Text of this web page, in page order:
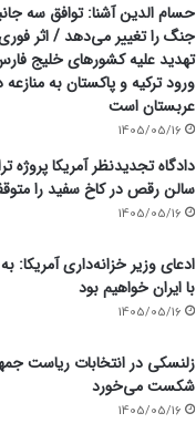
حسام الدین آشنا: توافق سه
جنگ را تغییر می‌دهد / اثر
تهدید علیه کشور‌های خلیج
ورود ترکیه و پاکستان به
عربستان است
1405/05/16
دادگاه تجدیدنظر آمریکا
سالن رقص در کاخ سفید را
1405/05/16
ادعای وزیر خزانه‌داری آمریکا:
با ایران خواهیم بود
1405/05/16
زلنسکی در انتخابات ریاست
شکست می‌خورد
1405/05/16